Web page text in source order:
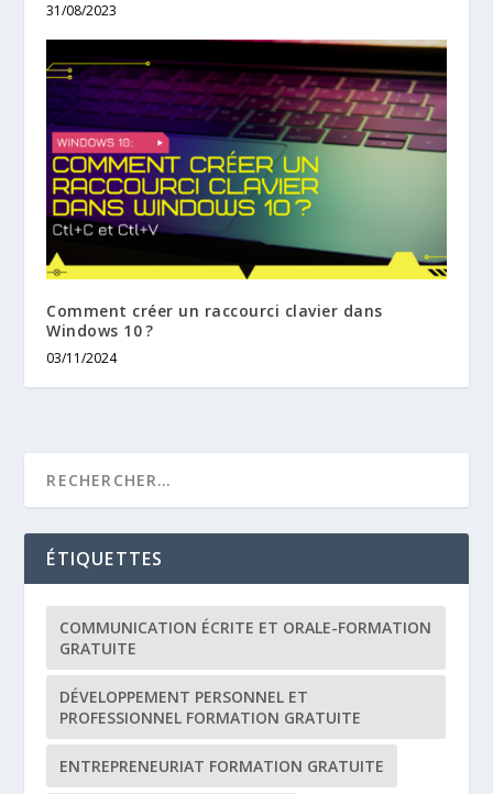
31/08/2023
Comment créer un raccourci clavier dans
Windows 10 ?
03/11/2024
ÉTIQUETTES
COMMUNICATION ÉCRITE ET ORALE-FORMATION
GRATUITE
DÉVELOPPEMENT PERSONNEL ET
PROFESSIONNEL FORMATION GRATUITE
ENTREPRENEURIAT FORMATION GRATUITE